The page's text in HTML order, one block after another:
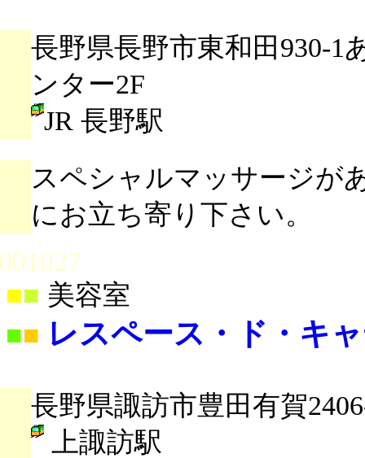
長野県長野市東和田930-
ンター2F
JR 長野駅
スペシャルマッサージが
にお立ち寄り下さい。
■ 美容室
■■ レスペース・ド・キ
長野県諏訪市豊田有賀
上諏訪駅